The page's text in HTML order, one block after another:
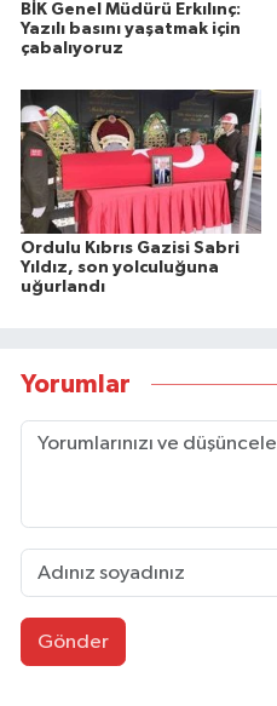
BİK Genel Müdürü Erkılınç:
Yazılı basını yaşatmak için
çabalıyoruz
Ordulu Kıbrıs Gazisi Sabri
Yıldız, son yolculuğuna
uğurlandı
Yorumlar
Gönder